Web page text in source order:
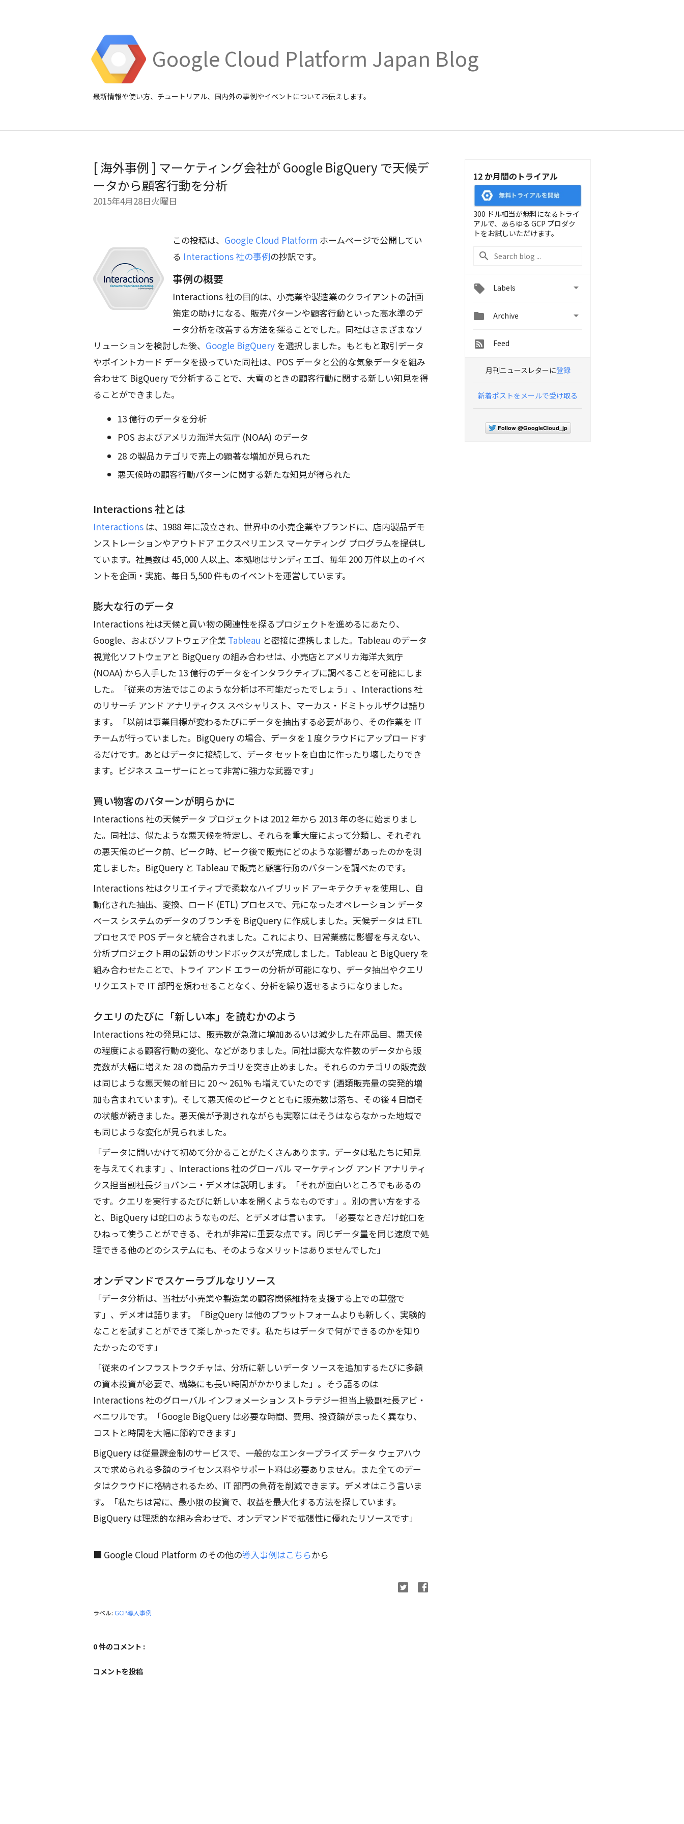
Google Cloud Platform Japan Blog
最新情報や使い方、チュートリアル、国内外の事例やイベントについてお伝えします。
[ 海外事例 ] マーケティング会社が Google BigQuery で天候デ
ータから顧客行動を分析
2015年4月28日火曜日
この投稿は、 Google Cloud Platform ホームページで公開してい
る Interactions 社の事例の抄訳です。
事例の概要
Interactions 社の目的は、小売業や製造業のクライアントの計画
策定の助けになる、販売パターンや顧客行動といった高水準のデ
ータ分析を改善する方法を探ることでした。同社はさまざまなソ
リューションを検討した後、 Google BigQuery を選択しました。もともと取引データ
やポイントカード データを扱っていた同社は、POS データと公的な気象データを組み
合わせて BigQuery で分析することで、大雪のときの顧客行動に関する新しい知見を得
ることができました。
13 億行のデータを分析
POS およびアメリカ海洋大気庁 (NOAA) のデータ
28 の製品カテゴリで売上の顕著な増加が見られた
悪天候時の顧客行動パターンに関する新たな知見が得られた
Interactions 社とは
Interactions は、1988 年に設立され、世界中の小売企業やブランドに、店内製品デモ
ンストレーションやアウトドア エクスペリエンス マーケティング プログラムを提供し
ています。社員数は 45,000 人以上、本拠地はサンディエゴ、毎年 200 万件以上のイベ
ントを企画・実施、毎日 5,500 件ものイベントを運営しています。
膨大な行のデータ
Interactions 社は天候と買い物の関連性を探るプロジェクトを進めるにあたり、
Google、およびソフトウェア企業 Tableau と密接に連携しました。Tableau のデータ
視覚化ソフトウェアと BigQuery の組み合わせは、小売店とアメリカ海洋大気庁
(NOAA) から入手した 13 億行のデータをインタラクティブに調べることを可能にしま
した。「従来の方法ではこのような分析は不可能だったでしょう」、Interactions 社
のリサーチ アンド アナリティクス スペシャリスト、マーカス・ドミトゥルザクは語り
ます。「以前は事業目標が変わるたびにデータを抽出する必要があり、その作業を IT
チームが行っていました。BigQuery の場合、データを 1 度クラウドにアップロードす
るだけです。あとはデータに接続して、データ セットを自由に作ったり壊したりでき
ます。ビジネス ユーザーにとって非常に強力な武器です」
買い物客のパターンが明らかに
Interactions 社の天候データ プロジェクトは 2012 年から 2013 年の冬に始まりまし
た。同社は、似たような悪天候を特定し、それらを重大度によって分類し、それぞれ
の悪天候のピーク前、ピーク時、ピーク後で販売にどのような影響があったのかを測
定しました。BigQuery と Tableau で販売と顧客行動のパターンを調べたのです。
Interactions 社はクリエイティブで柔軟なハイブリッド アーキテクチャを使用し、自
動化された抽出、変換、ロード (ETL) プロセスで、元になったオペレーション データ
ベース システムのデータのブランチを BigQuery に作成しました。天候データは ETL
プロセスで POS データと統合されました。これにより、日常業務に影響を与えない、
分析プロジェクト用の最新のサンドボックスが完成しました。Tableau と BigQuery を
組み合わせたことで、トライ アンド エラーの分析が可能になり、データ抽出やクエリ
リクエストで IT 部門を煩わせることなく、分析を繰り返せるようになりました。
クエリのたびに「新しい本」を読むかのよう
Interactions 社の発見には、販売数が急激に増加あるいは減少した在庫品目、悪天候
の程度による顧客行動の変化、などがありました。同社は膨大な件数のデータから販
売数が大幅に増えた 28 の商品カテゴリを突き止めました。それらのカテゴリの販売数
は同じような悪天候の前日に 20 ～ 261% も増えていたのです (酒類販売量の突発的増
加も含まれています)。そして悪天候のピークとともに販売数は落ち、その後 4 日間そ
の状態が続きました。悪天候が予測されながらも実際にはそうはならなかった地域で
も同じような変化が見られました。
「データに問いかけて初めて分かることがたくさんあります。データは私たちに知見
を与えてくれます」、Interactions 社のグローバル マーケティング アンド アナリティ
クス担当副社長ジョバンニ・デメオは説明します。「それが面白いところでもあるの
です。クエリを実行するたびに新しい本を開くようなものです」。別の言い方をする
と、BigQuery は蛇口のようなものだ、とデメオは言います。「必要なときだけ蛇口を
ひねって使うことができる、それが非常に重要な点です。同じデータ量を同じ速度で処
理できる他のどのシステムにも、そのようなメリットはありませんでした」
オンデマンドでスケーラブルなリソース
「データ分析は、当社が小売業や製造業の顧客関係維持を支援する上での基盤で
す」、デメオは語ります。「BigQuery は他のプラットフォームよりも新しく、実験的
なことを試すことができて楽しかったです。私たちはデータで何ができるのかを知り
たかったのです」
「従来のインフラストラクチャは、分析に新しいデータ ソースを追加するたびに多額
の資本投資が必要で、構築にも長い時間がかかりました」。そう語るのは
Interactions 社のグローバル インフォメーション ストラテジー担当上級副社長アビ・
ベニワルです。「Google BigQuery は必要な時間、費用、投資額がまったく異なり、
コストと時間を大幅に節約できます」
BigQuery は従量課金制のサービスで、一般的なエンタープライズ データ ウェアハウ
スで求められる多額のライセンス料やサポート料は必要ありません。また全てのデー
タはクラウドに格納されるため、IT 部門の負荷を削減できます。デメオはこう言いま
す。「私たちは常に、最小限の投資で、収益を最大化する方法を探しています。
BigQuery は理想的な組み合わせで、オンデマンドで拡張性に優れたリソースです」
■ Google Cloud Platform のその他の導入事例はこちらから
ラベル: GCP導入事例
0 件のコメント :
コメントを投稿
12 か月間のトライアル
300 ドル相当が無料になるトライ
アルで、あらゆる GCP プロダク
トをお試しいただけます。
Labels 
 Archive 
Feed
月刊ニュースレターに登録
新着ポストをメールで受け取る
Follow @GoogleCloud_jp